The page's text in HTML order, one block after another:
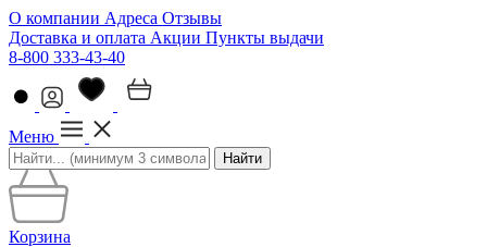
О компании Адреса Отзывы
Доставка и оплата Акции Пункты выдачи
8-800 333-43-40
Меню
Найти
Корзина